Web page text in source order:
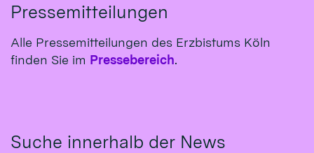
Pressemitteilungen
Alle Pressemitteilungen des Erzbistums Köln
finden Sie im Pressebereich.
Suche innerhalb der News